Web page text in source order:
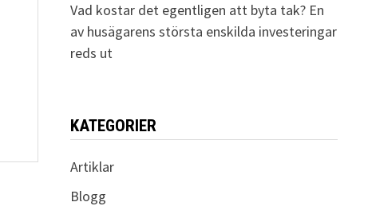
Vad kostar det egentligen att byta tak? En
av husägarens största enskilda investeringar
reds ut
KATEGORIER
Artiklar
Blogg